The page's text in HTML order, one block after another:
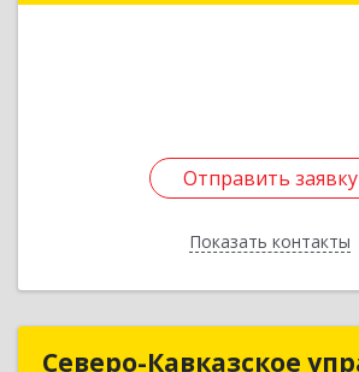
Отправить заявку
Показать контакты
Отправить заявку
Назад
Северо-Кавказское
Северо-Кавказское